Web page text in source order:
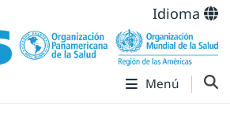
Idioma
Menú